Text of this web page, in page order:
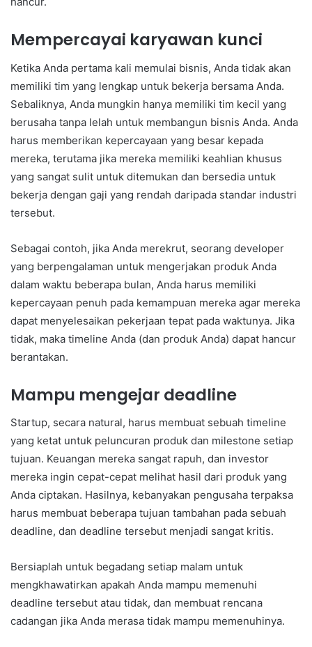
Mempercayai karyawan kunci
Ketika Anda pertama kali memulai bisnis, Anda tidak akan
memiliki tim yang lengkap untuk bekerja bersama Anda.
Sebaliknya, Anda mungkin hanya memiliki tim kecil yang
berusaha tanpa lelah untuk membangun bisnis Anda. Anda
harus memberikan kepercayaan yang besar kepada
mereka, terutama jika mereka memiliki keahlian khusus
yang sangat sulit untuk ditemukan dan bersedia untuk
bekerja dengan gaji yang rendah daripada standar industri
tersebut.
Sebagai contoh, jika Anda merekrut, seorang developer
yang berpengalaman untuk mengerjakan produk Anda
dalam waktu beberapa bulan, Anda harus memiliki
kepercayaan penuh pada kemampuan mereka agar mereka
dapat menyelesaikan pekerjaan tepat pada waktunya. Jika
tidak, maka timeline Anda (dan produk Anda) dapat hancur
berantakan.
Mampu mengejar deadline
Startup, secara natural, harus membuat sebuah timeline
yang ketat untuk peluncuran produk dan milestone setiap
tujuan. Keuangan mereka sangat rapuh, dan investor
mereka ingin cepat-cepat melihat hasil dari produk yang
Anda ciptakan. Hasilnya, kebanyakan pengusaha terpaksa
harus membuat beberapa tujuan tambahan pada sebuah
deadline, dan deadline tersebut menjadi sangat kritis.
Bersiaplah untuk begadang setiap malam untuk
mengkhawatirkan apakah Anda mampu memenuhi
deadline tersebut atau tidak, dan membuat rencana
cadangan jika Anda merasa tidak mampu memenuhinya.